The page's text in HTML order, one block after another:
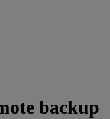
backup